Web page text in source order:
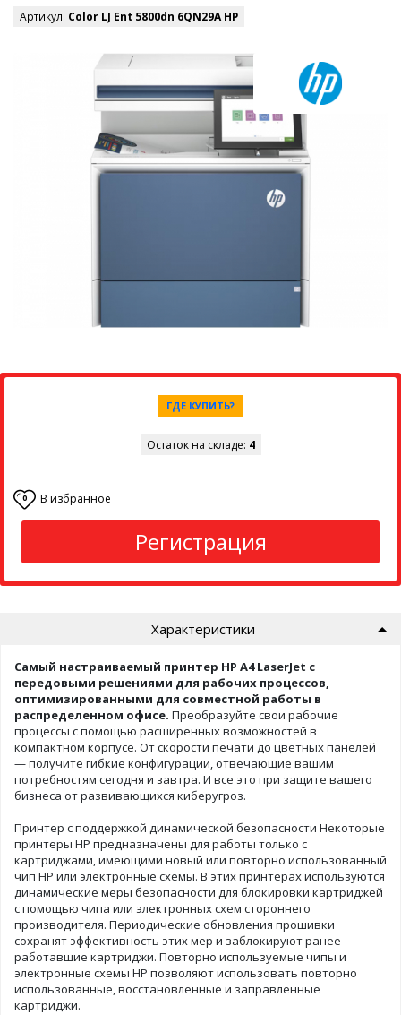
Артикул: Color LJ Ent 5800dn 6QN29A HP
ГДЕ КУПИТЬ?
Остаток на складе: 4
0 В избранное
Регистрация
Характеристики
Самый настраиваемый принтер HP A4 LaserJet с
передовыми решениями для рабочих процессов,
оптимизированными для совместной работы в
распределенном офисе. Преобразуйте свои рабочие
процессы с помощью расширенных возможностей в
компактном корпусе. От скорости печати до цветных панелей
— получите гибкие конфигурации, отвечающие вашим
потребностям сегодня и завтра. И все это при защите вашего
бизнеса от развивающихся киберугроз.
Принтер с поддержкой динамической безопасности Некоторые
принтеры HP предназначены для работы только с
картриджами, имеющими новый или повторно использованный
чип HP или электронные схемы. В этих принтерах используются
динамические меры безопасности для блокировки картриджей
с помощью чипа или электронных схем стороннего
производителя. Периодические обновления прошивки
сохранят эффективность этих мер и заблокируют ранее
работавшие картриджи. Повторно используемые чипы и
электронные схемы HP позволяют использовать повторно
использованные, восстановленные и заправленные
картриджи.